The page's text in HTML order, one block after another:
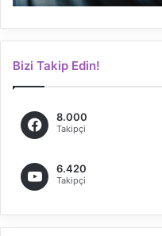
Bizi Takip Edin!
8.000
Takipçi
6.420
Takipçi